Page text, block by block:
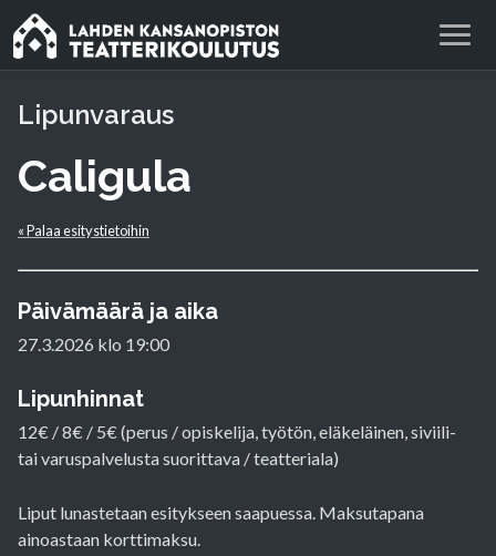
Lipunvaraus
Caligula
« Palaa esitystietoihin
Päivämäärä ja aika
27.3.2026 klo 19:00
Lipunhinnat
12€ / 8€ / 5€ (perus / opiskelija, työtön, eläkeläinen, siviili-
tai varuspalvelusta suorittava / teatteriala)
Liput lunastetaan esitykseen saapuessa. Maksutapana
ainoastaan korttimaksu.